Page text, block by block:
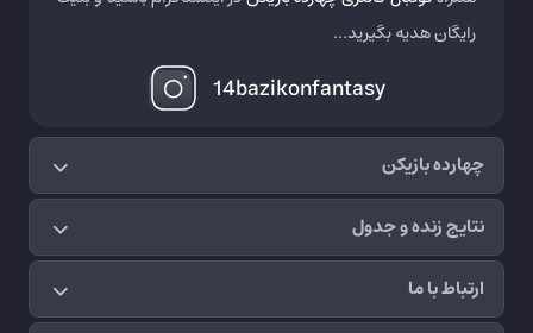
چهارده بازیکن
نتایج زنده و جدول
ارتباط با ما
رایگان هدیه بگیرید...
14bazikonfantasy